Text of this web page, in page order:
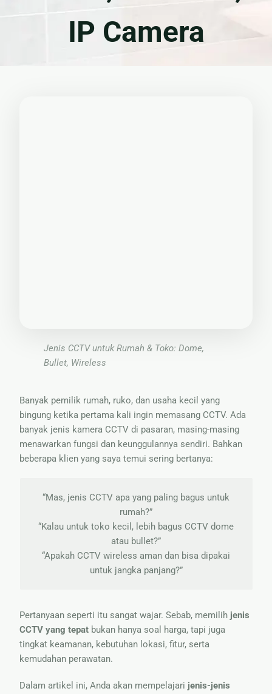
IP Camera
Jenis CCTV untuk Rumah & Toko: Dome,
Bullet, Wireless
Banyak pemilik rumah, ruko, dan usaha kecil yang
bingung ketika pertama kali ingin memasang CCTV. Ada
banyak jenis kamera CCTV di pasaran, masing-masing
menawarkan fungsi dan keunggulannya sendiri. Bahkan
beberapa klien yang saya temui sering bertanya:
“Mas, jenis CCTV apa yang paling bagus untuk
rumah?”
“Kalau untuk toko kecil, lebih bagus CCTV dome
atau bullet?”
“Apakah CCTV wireless aman dan bisa dipakai
untuk jangka panjang?”
Pertanyaan seperti itu sangat wajar. Sebab, memilih jenis
CCTV yang tepat bukan hanya soal harga, tapi juga
tingkat keamanan, kebutuhan lokasi, fitur, serta
kemudahan perawatan.
Dalam artikel ini, Anda akan mempelajari jenis-jenis